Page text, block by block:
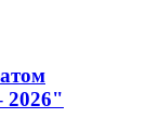
2026"